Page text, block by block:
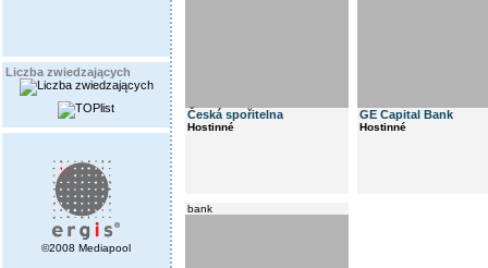
Liczba zwiedzających
©2008 Mediapool
Česká spořitelna
Hostinné
GE Capital Bank
Hostinné
bank